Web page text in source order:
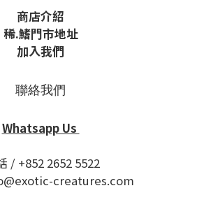
商店介紹
稀.鰭門市地址
加入我們
聯絡我們
Whatsapp Us
/ +852 2652 5522
creatures.com